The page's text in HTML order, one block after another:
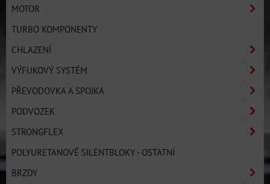
MOTOR
TURBO KOMPONENTY
CHLAZENÍ
VÝFUKOVÝ SYSTÉM
PŘEVODOVKA A SPOJKA
PODVOZEK
STRONGFLEX
POLYURETANOVÉ SILENTBLOKY - OSTATNÍ
BRZDY